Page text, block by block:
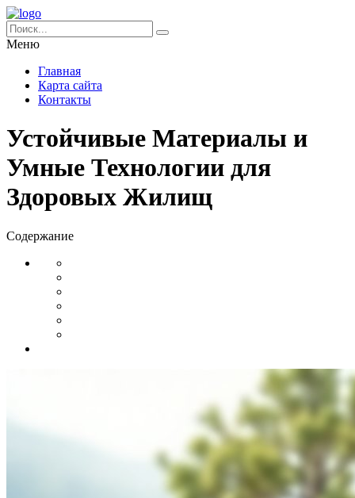
Меню
Главная
Карта сайта
Контакты
Устойчивые Материалы и
Умные Технологии для
Здоровых Жилищ
Содержание